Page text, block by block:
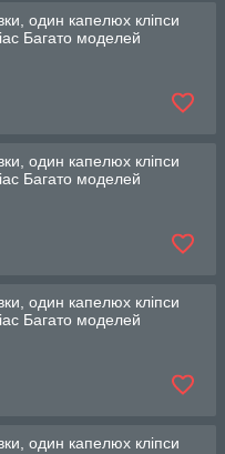
один капелюх кліпси
Багато моделей
один капелюх кліпси
Багато моделей
один капелюх кліпси
Багато моделей
один капелюх кліпси